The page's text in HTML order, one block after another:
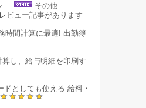
｜
その他
ビュー記事があります
時間計算に最適! 出勤簿
し、給与明細を印刷す
としても使える 給料・